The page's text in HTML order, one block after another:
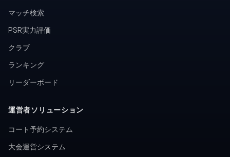
マッチ検索
PSR実力評価
クラブ
ランキング
リーダーボード
運営者ソリューション
コート予約システム
大会運営システム